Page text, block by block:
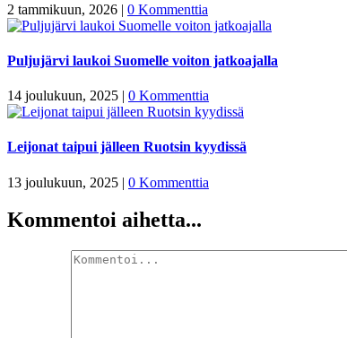
2 tammikuun, 2026 | 0 Kommenttia
Puljujärvi laukoi Suomelle voiton jatkoajalla
14 joulukuun, 2025 | 0 Kommenttia
Leijonat taipui jälleen Ruotsin kyydissä
13 joulukuun, 2025 | 0 Kommenttia
Kommentoi aihetta...